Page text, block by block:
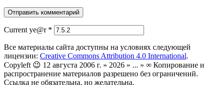
Current ye@r *
Все материалы сайта доступны на условиях следующей
лицензии: Creative Commons Attribution 4.0 International.
Copyleft 😉 12 августа 2006 г. » 2026 » ... » ∞ Копирование и
распространение материалов разрешено без ограничений.
Ссылка не обязательна, но желательна.